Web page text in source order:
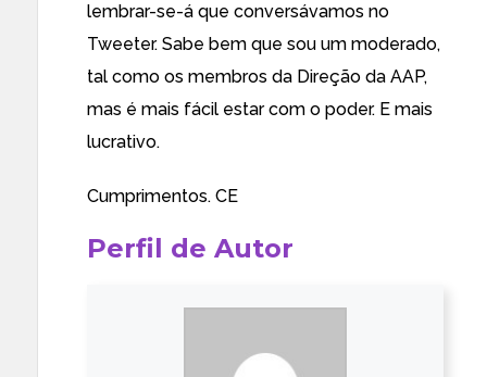
lembrar-se-á que conversávamos no
Tweeter. Sabe bem que sou um moderado,
tal como os membros da Direção da AAP,
mas é mais fácil estar com o poder. E mais
lucrativo.
Cumprimentos. CE
Perfil de Autor